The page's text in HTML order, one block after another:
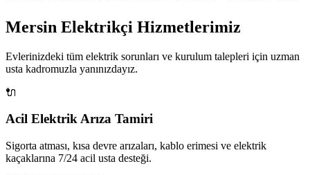
Mersin Elektrikçi Hizmetlerimiz
Evlerinizdeki tüm elektrik sorunları ve kurulum talepleri için uzman
usta kadromuzla yanınızdayız.
🔌
Acil Elektrik Arıza Tamiri
Sigorta atması, kısa devre arızaları, kablo erimesi ve elektrik
kaçaklarına 7/24 acil usta desteği.